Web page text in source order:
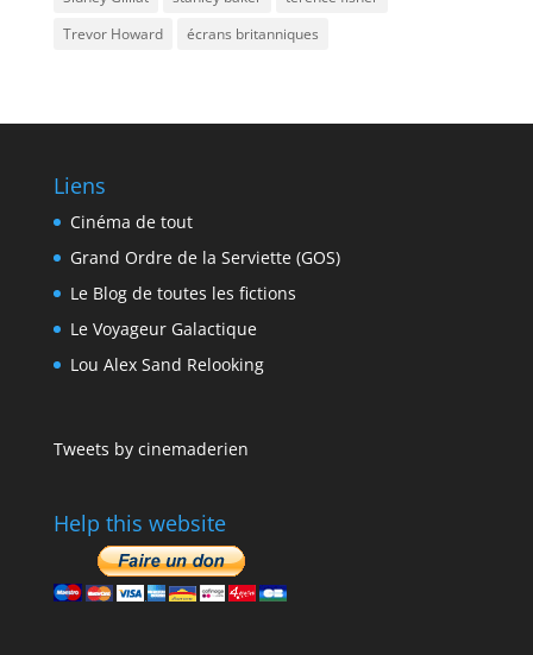
Trevor Howard
écrans britanniques
Liens
Cinéma de tout
Grand Ordre de la Serviette (GOS)
Le Blog de toutes les fictions
Le Voyageur Galactique
Lou Alex Sand Relooking
Tweets by cinemaderien
Help this website